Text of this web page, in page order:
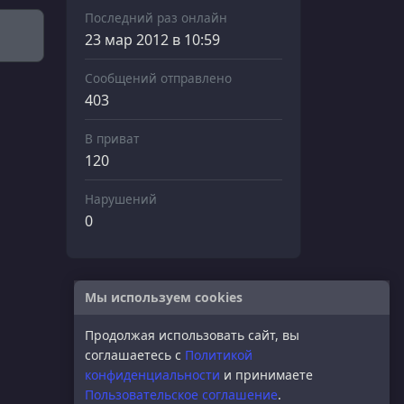
Последний раз онлайн
23 мар 2012 в 10:59
Сообщений отправлено
403
В приват
120
Нарушений
0
Мы используем cookies
Продолжая использовать сайт, вы
соглашаетесь с Политикой
конфиденциальности и принимаете
Пользовательское соглашение.